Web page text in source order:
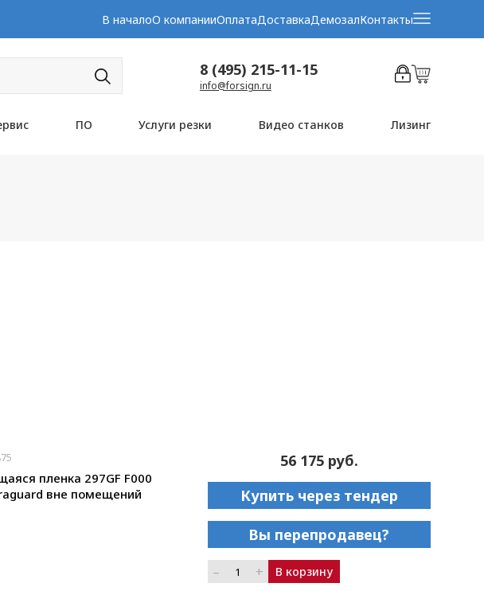
В началоО компанииОплатаДоставкаДемозалКонтакты
8 (495) 215-11-15
info@forsign.ru
ПО Услуги резки Видео станков Лизинг
пленка 297GF F000
вне помещений
56 175 руб.
Купить через тендер
Вы перепродавец?
– + В корзину